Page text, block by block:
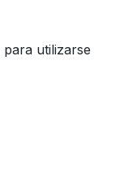
utilizarse